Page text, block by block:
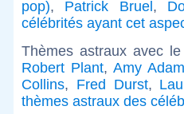
pop), Patrick Bruel,
célébrités ayant cet
Thèmes astraux avec
Robert Plant,Amy
Collins, Fred Durst,
thèmes astraux des